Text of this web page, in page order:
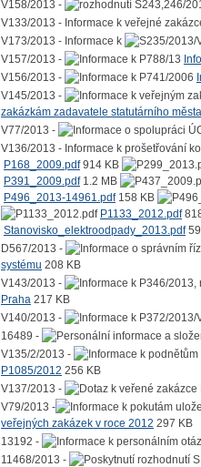
V158/2013 -
V133/2013 - Informace k veřejné
V173/2013 - Informace k
V157/2013 -
V156/2013 -
V145/2013 -
zakázkám zadavatele statutárního
V77/2013 -
V136/2013 - Informace k prošetřování
P168_2009.pdf914 KB
P391_2009.pdf1.2 MB
P496_2013-14961.pdf158 KB
P1133_2012.pdf
Stanovisko_elektroodpady_2013.pdf
D567/2013 -
systému 208 KB
V143/2013 -
Praha 217 KB
V140/2013 -
16489 -
V135/2/2013 -
P1085/2012 256 KB
V137/2013 -
V79/2013 -
veřejných zakázek v roce 2012 297 KB
13192 -
11468/2013 -